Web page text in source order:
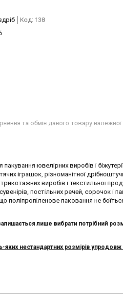
Код: 138
та обмін даного товару належної
ювелірних виробів і
іграшок, різноманітної
виробів і текстильної
постільних речей, сорочок і
паковання не
лише вибрати потрібний
нестандартних розмірів упродовж